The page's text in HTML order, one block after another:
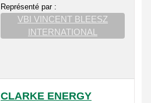
Représenté par :
VBI VINCENT BLEESZ
INTERNATIONAL
CLARKE ENERGY